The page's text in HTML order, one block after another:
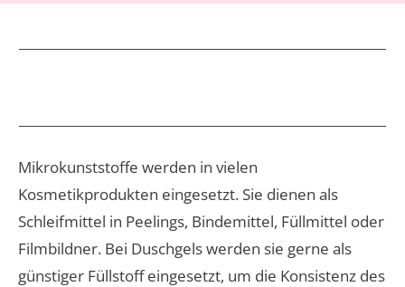
Mikrokunststoffe werden in vielen
Kosmetikprodukten eingesetzt. Sie dienen als
Schleifmittel in Peelings, Bindemittel, Füllmittel oder
Filmbildner. Bei Duschgels werden sie gerne als
günstiger Füllstoff eingesetzt, um die Konsistenz des